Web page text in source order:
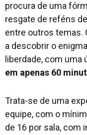
procura de uma
resgate de reféns
entre outros temas.
a descobrir o
liberdade, com uma
em apenas 60
Trata-se de uma
equipe, com o
de 16 por sala, com